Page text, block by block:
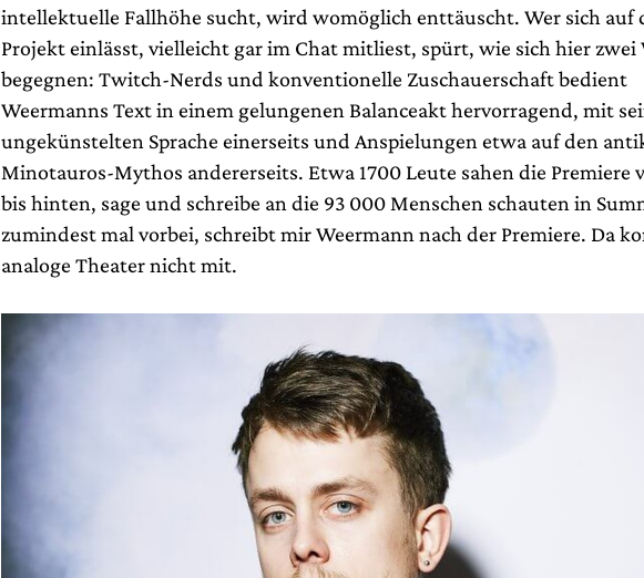
intellektuelle Fallhöhe sucht, wird womöglich enttäuscht. Wer sich auf
Projekt einlässt, vielleicht gar im Chat mitliest, spürt, wie sich hier zwei
begegnen: Twitch-Nerds und konventionelle Zuschauerschaft bedient
Weermanns Text in einem gelungenen Balanceakt hervorragend, mit
ungekünstelten Sprache einerseits und Anspielungen etwa auf den
Minotauros-Mythos andererseits. Etwa 1700 Leute sahen die Premiere
bis hinten, sage und schreibe an die 93 000 Menschen schauten in
zumindest mal vorbei, schreibt mir Weermann nach der Premiere. Da
analoge Theater nicht mit.